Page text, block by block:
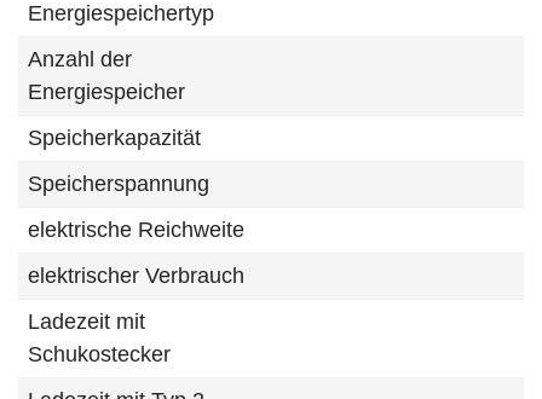
Energiespeichertyp
Anzahl der
Energiespeicher
Speicherkapazität
Speicherspannung
elektrische Reichweite
elektrischer Verbrauch
Ladezeit mit
Schukostecker